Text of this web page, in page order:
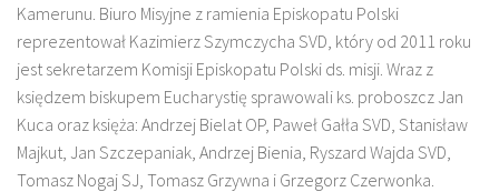
Kamerunu. Biuro Misyjne z ramienia Episkopatu Polski
reprezentował Kazimierz Szymczycha SVD, który od 2011 roku
jest sekretarzem Komisji Episkopatu Polski ds. misji. Wraz z
księdzem biskupem Eucharystię sprawowali ks. proboszcz Jan
Kuca oraz księża: Andrzej Bielat OP, Paweł Gałła SVD, Stanisław
Majkut, Jan Szczepaniak, Andrzej Bienia, Ryszard Wajda SVD,
Tomasz Nogaj SJ, Tomasz Grzywna i Grzegorz Czerwonka.